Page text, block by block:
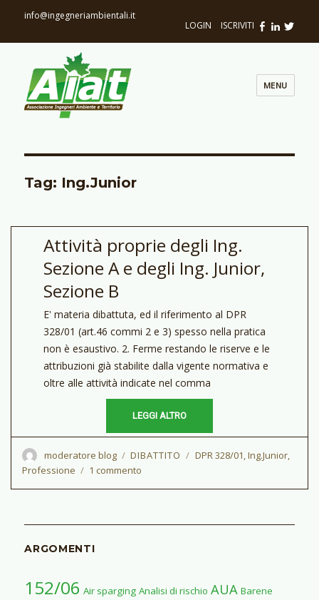
info@ingegneriambientali.it
LOGIN
ISCRIVITI
MENU
Tag: Ing.Junior
Attività proprie degli Ing.
Sezione A e degli Ing. Junior,
Sezione B
E' materia dibattuta, ed il riferimento al DPR
328/01 (art.46 commi 2 e 3) spesso nella pratica
non è esaustivo. 2. Ferme restando le riserve e le
attribuzioni già stabilite dalla vigente normativa e
oltre alle attività indicate nel comma
LEGGI ALTRO
Autore
moderatore blog CATEGORIE
DIBATTITO Tag
DPR 328/01,Ing.Junior,
Professione
1 commento
degli
ARGOMENTI
152/06 Air sparging Analisi di rischio AUA Barene